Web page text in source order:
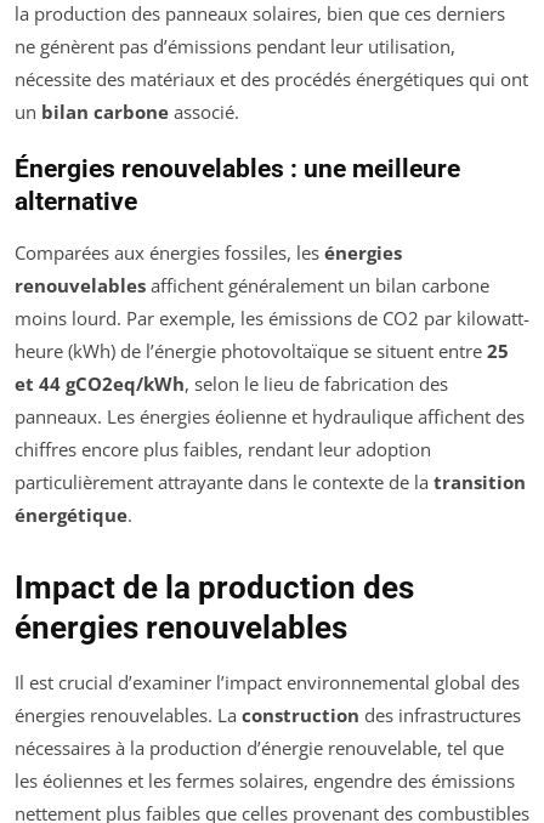
la production des panneaux solaires, bien que ces derniers
ne génèrent pas d’émissions pendant leur utilisation,
nécessite des matériaux et des procédés énergétiques qui ont
un bilan carbone associé.
Énergies renouvelables : une meilleure
alternative
Comparées aux énergies fossiles, les énergies
renouvelables affichent généralement un bilan carbone
moins lourd. Par exemple, les émissions de CO2 par kilowatt-
heure (kWh) de l’énergie photovoltaïque se situent entre 25
et 44 gCO2eq/kWh, selon le lieu de fabrication des
panneaux. Les énergies éolienne et hydraulique affichent des
chiffres encore plus faibles, rendant leur adoption
particulièrement attrayante dans le contexte de la transition
énergétique.
Impact de la production des
énergies renouvelables
Il est crucial d’examiner l’impact environnemental global des
énergies renouvelables. La construction des infrastructures
nécessaires à la production d’énergie renouvelable, tel que
les éoliennes et les fermes solaires, engendre des émissions
nettement plus faibles que celles provenant des combustibles